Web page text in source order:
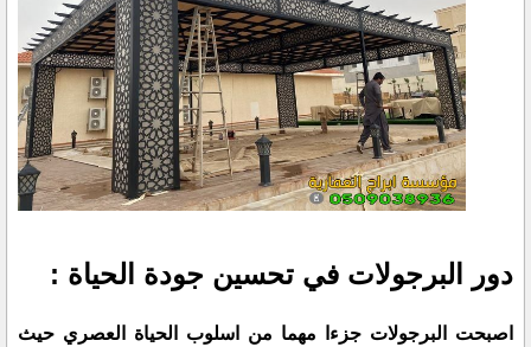
دور البرجولات في تحسين جودة الحياة :
اصبحت البرجولات جزءا مهما من اسلوب الحياة العصري حيث